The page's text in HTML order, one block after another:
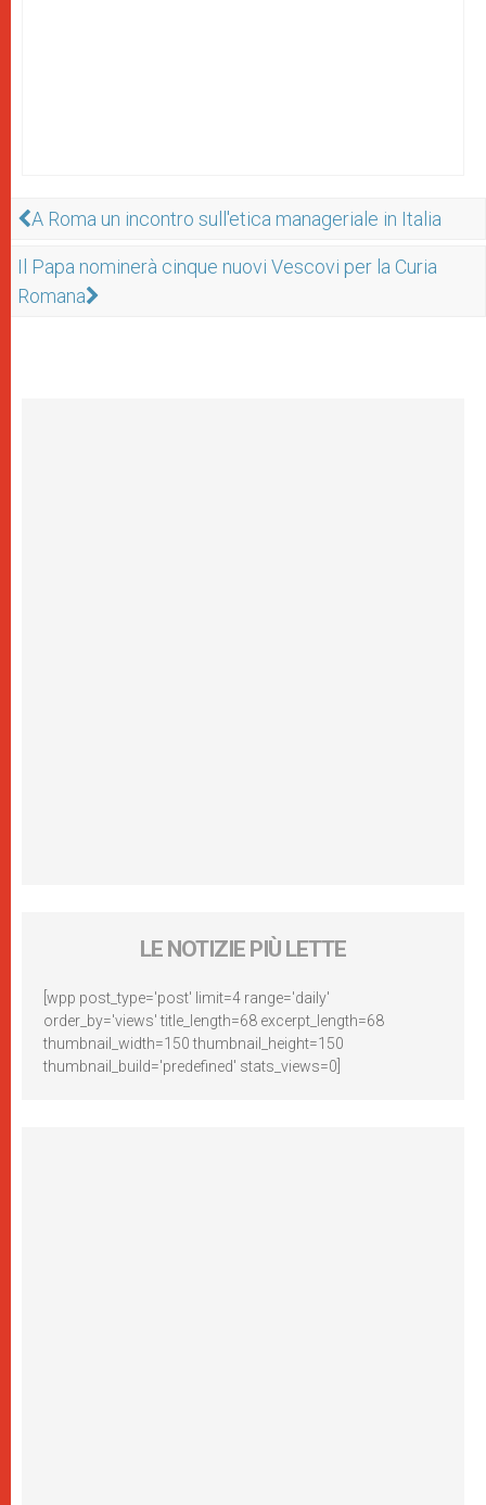
A Roma un incontro sull'etica manageriale in Italia
Il Papa nominerà cinque nuovi Vescovi per la Curia
Romana
LE NOTIZIE PIÙ LETTE
[wpp post_type='post' limit=4 range='daily'
order_by='views' title_length=68 excerpt_length=68
thumbnail_width=150 thumbnail_height=150
thumbnail_build='predefined' stats_views=0]